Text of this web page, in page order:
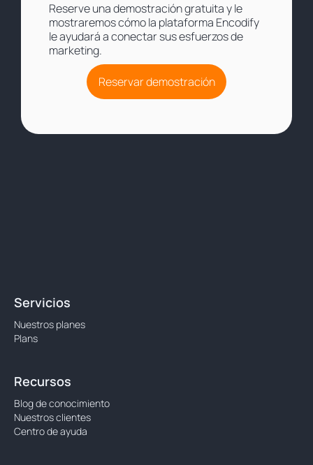
Reserve una demostración gratuita y le
mostraremos cómo la plataforma Encodify
le ayudará a conectar sus esfuerzos de
marketing.
Reservar demostración
Servicios
Nuestros planes
Plans
Recursos
Blog de conocimiento
Nuestros clientes
Centro de ayuda